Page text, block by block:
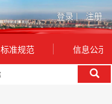
登录| 注册
标准规范 信息公示